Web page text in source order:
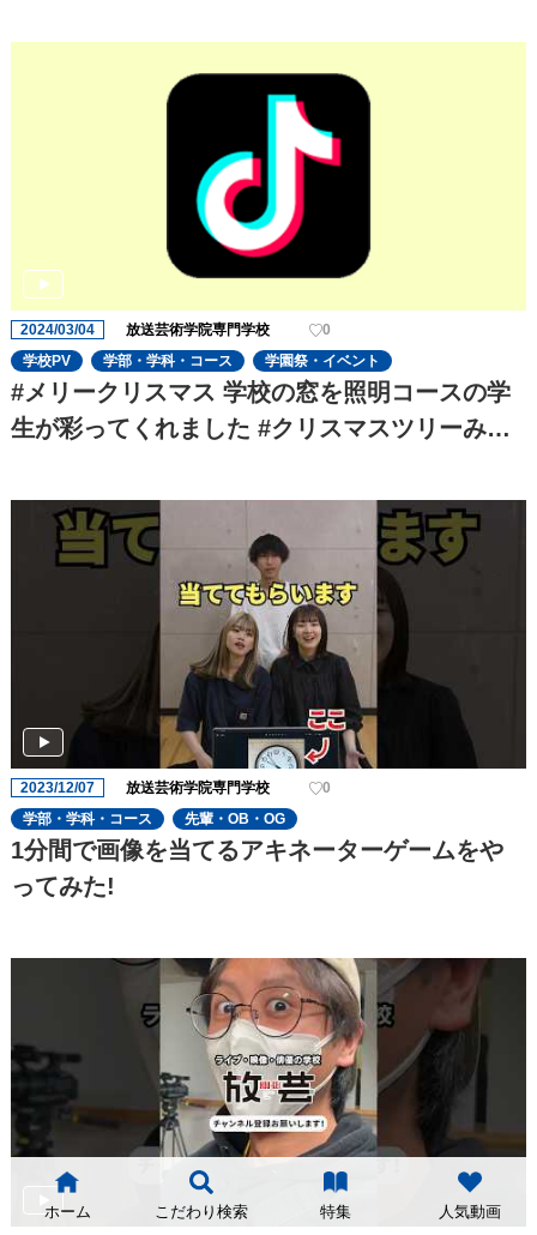
2024/03/04 放送芸術学院専門学校
0
学校PV
学部・学科・コース 学園祭・イベント
#メリークリスマス 学校の窓を照明コースの学
生が彩ってくれました #クリスマスツリーみた
2023/12/07 放送芸術学院専門学校
0
学部・学科・コース
先輩・OB・OG
1分間で画像を当てるアキネーターゲームをや
ってみた!
ホーム こだわり検索 特集 人気動画